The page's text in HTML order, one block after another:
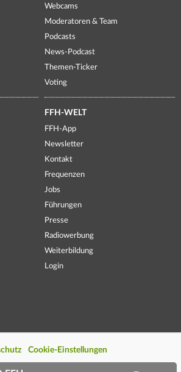
Webcams
Moderatoren & Team
Podcasts
News-Podcast
Themen-Ticker
Voting
FFH-WELT
FFH-App
Newsletter
Kontakt
Frequenzen
Jobs
Führungen
Presse
Radiowerbung
Weiterbildung
Login
Cookie-Einstellungen